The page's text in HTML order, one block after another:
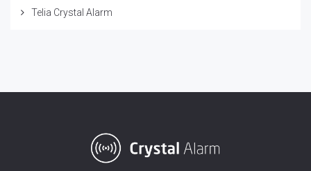
Telia Crystal Alarm